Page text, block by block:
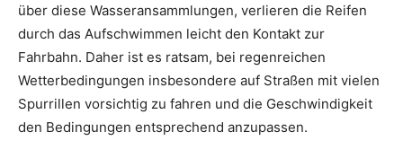
über diese Wasseransammlungen, verlieren die Reifen
durch das Aufschwimmen leicht den Kontakt zur
Fahrbahn. Daher ist es ratsam, bei regenreichen
Wetterbedingungen insbesondere auf Straßen mit vielen
Spurrillen vorsichtig zu fahren und die Geschwindigkeit
den Bedingungen entsprechend anzupassen.